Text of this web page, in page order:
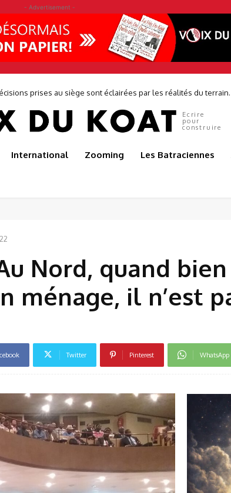
- Advertisement -
de Japoma
Ecrire
pour
construire
International Zooming Les Batraciennes
Nord, quand bien
ménage, il n’est
Twitter Pinterest WhatsApp